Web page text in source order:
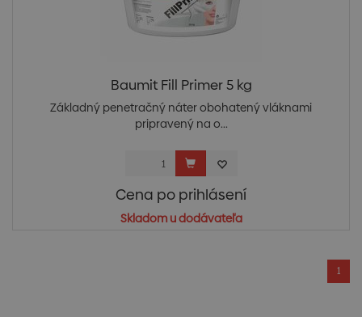
Baumit Fill Primer 5 kg
Základný penetračný náter obohatený vláknami
pripravený na o...
Cena po prihlásení
Skladom u dodávateľa
1